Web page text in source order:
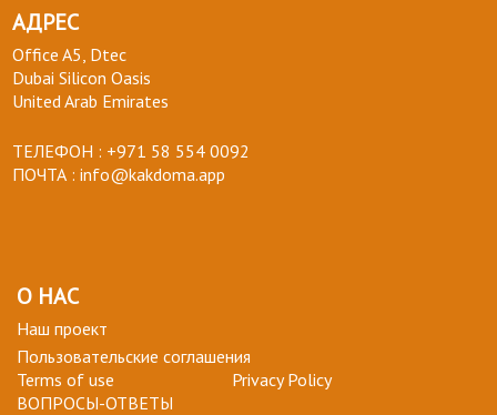
АДРЕС
Office A5, Dtec
Dubai Silicon Oasis
United Arab Emirates
ТЕЛЕФОН : +971 58 554 0092
ПОЧТА : info@kakdoma.app
О НАС
Наш проект
Пользовательские соглашения
Terms of use
Privacy Policy
ВОПРОСЫ-ОТВЕТЫ